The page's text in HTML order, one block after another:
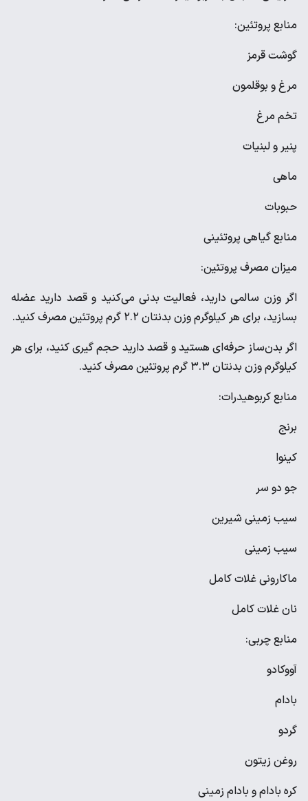
منابع پروتئین:
گوشت قرمز
مرغ و بوقلمون
تخم مرغ
پنیر و لبنیات
ماهی
حبوبات
منابع گیاهی پروتئینی
میزان مصرف پروتئین:
اگر وزن سالمی دارید، فعالیت بدنی می‌کنید و قصد دارید عضله
بسازید، برای هر کیلوگرم وزن بدنتان ۲.۲ گرم پروتئین مصرف کنید.
اگر بدن‌ساز حرفه‌ای هستید و قصد دارید حجم گیری کنید، برای هر
کیلوگرم وزن بدنتان ۳.۳ گرم پروتئین مصرف کنید.
منابع کربوهیدرات:
برنج
کینوا
جو دو سر
سیب زمینی شیرین
سیب زمینی
ماکارونی غلات کامل
نان غلات کامل
منابع چربی:
آووکادو
بادام
گردو
روغن زیتون
کره بادام و بادام زمینی